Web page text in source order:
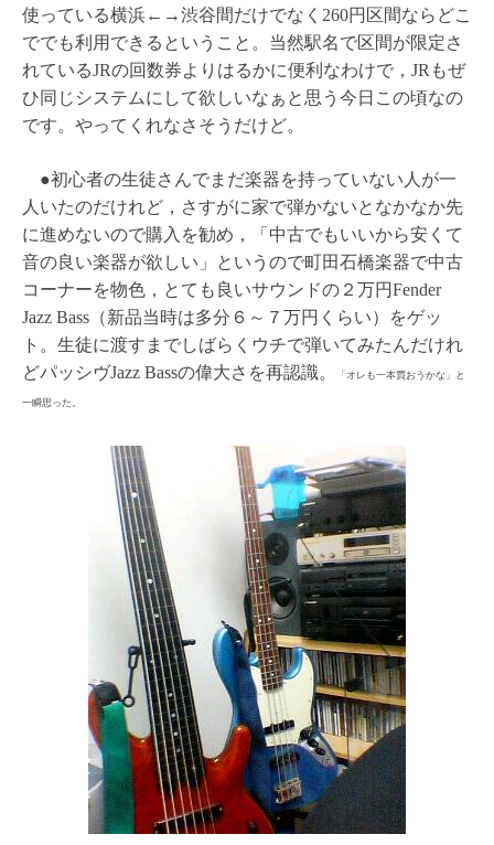
使っている横浜←→渋谷間だけでなく260円区間ならどこ
ででも利用できるということ。当然駅名で区間が限定さ
れているJRの回数券よりはるかに便利なわけで，JRもぜ
ひ同じシステムにして欲しいなぁと思う今日この頃なの
です。やってくれなさそうだけど。
●初心者の生徒さんでまだ楽器を持っていない人が一
人いたのだけれど，さすがに家で弾かないとなかなか先
に進めないので購入を勧め，「中古でもいいから安くて
音の良い楽器が欲しい」というので町田石橋楽器で中古
コーナーを物色，とても良いサウンドの２万円Fender
Jazz Bass（新品当時は多分６～７万円くらい）をゲッ
ト。生徒に渡すまでしばらくウチで弾いてみたんだけれ
どパッシヴJazz Bassの偉大さを再認識。
「オレも一本買おうかな」と
一瞬思った。